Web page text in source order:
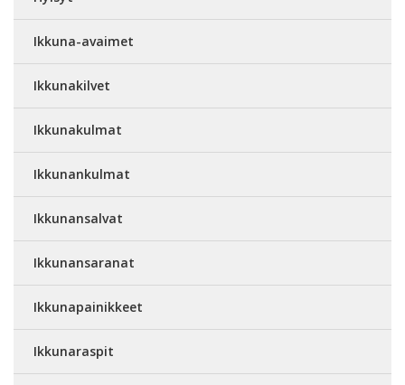
Ikkuna-avaimet
Ikkunakilvet
Ikkunakulmat
Ikkunankulmat
Ikkunansalvat
Ikkunansaranat
Ikkunapainikkeet
Ikkunaraspit